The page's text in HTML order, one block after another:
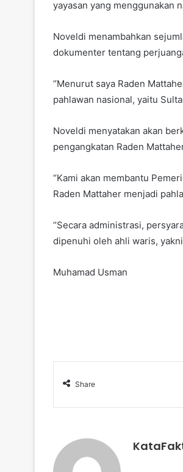
yayasan yang menggunakan
Noveldi menambahkan
dokumenter tentang
‘’Menurut saya Raden
pahlawan nasional, yaitu
Noveldi menyatakan akan
pengangkatan Raden
‘’Kami akan membantu
Raden Mattaher menjadi
‘’Secara administrasi,
dipenuhi oleh ahli waris,
Muhamad Usman
Share